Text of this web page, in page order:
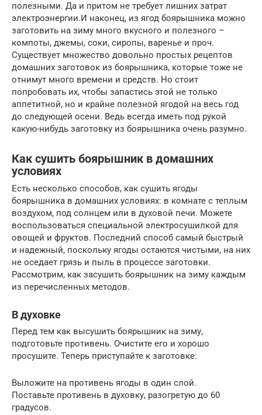
полезными. Да и притом не требует лишних затрат
электроэнергии.И наконец, из ягод боярышника можно
заготовить на зиму много вкусного и полезного –
компоты, джемы, соки, сиропы, варенье и проч.
Существует множество довольно простых рецептов
домашних заготовок из боярышника, которые тоже не
отнимут много времени и средств. Но стоит
попробовать их, чтобы запастись этой не только
аппетитной, но и крайне полезной ягодой на весь год
до следующей осени. Ведь всегда иметь под рукой
какую-нибудь заготовку из боярышника очень разумно.
Как сушить боярышник в домашних
условиях
Есть несколько способов, как сушить ягоды
боярышника в домашних условиях: в комнате с теплым
воздухом, под солнцем или в духовой печи. Можете
воспользоваться специальной электросушилкой для
овощей и фруктов. Последний способ самый быстрый
и надежный, поскольку ягоды остаются чистыми, на них
не оседает грязь и пыль в процессе заготовки.
Рассмотрим, как засушить боярышник на зиму каждым
из перечисленных методов.
В духовке
Перед тем как высушить боярышник на зиму,
подготовьте противень. Очистите его и хорошо
просушите. Теперь приступайте к заготовке:
Выложите на противень ягоды в один слой.
Поставьте противень в духовку, разогретую до 60
градусов.